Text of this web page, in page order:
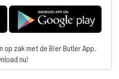
zak met de Bier Butler App.
nu!